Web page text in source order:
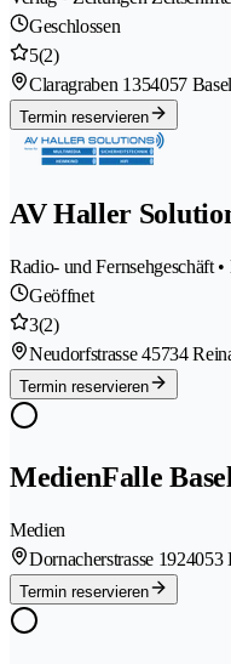
Geschlossen
5(2)
Claragraben 1354057 Basel
Termin reservieren
AV Haller
Radio- und Fernsehgeschäft
Geöffnet
3(2)
Neudorfstrasse 45734
Termin reservieren
MedienFalle Basel
Medien
Dornacherstrasse 1924053
Termin reservieren